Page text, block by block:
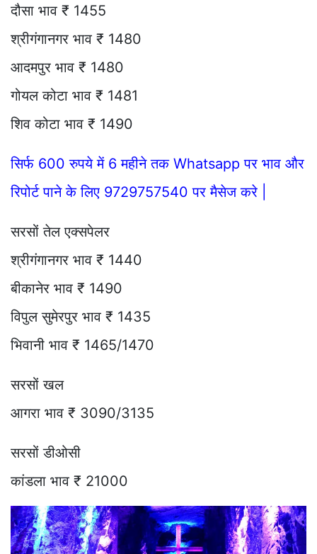
दौसा भाव ₹ 1455
श्रीगंगानगर भाव ₹ 1480
आदमपुर भाव ₹ 1480
गोयल कोटा भाव ₹ 1481
शिव कोटा भाव ₹ 1490
सिर्फ 600 रुपये में 6 महीने तक Whatsapp पर भाव और
रिपोर्ट पाने के लिए 9729757540 पर मैसेज करे |
सरसों तेल एक्सपेलर
श्रीगंगानगर भाव ₹ 1440
बीकानेर भाव ₹ 1490
विपुल सुमेरपुर भाव ₹ 1435
भिवानी भाव ₹ 1465/1470
सरसों खल
आगरा भाव ₹ 3090/3135
सरसों डीओसी
कांडला भाव ₹ 21000